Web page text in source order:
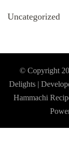
Uncategorized
© Copyright
Delights |
Hammachi